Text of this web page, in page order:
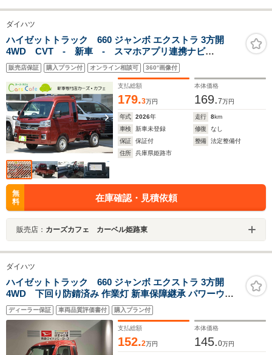
ダイハツ
ハイゼットトラック 660 ジャンボ エクストラ 3方開
4WD CVT - 新車 - スマホアプリ連携ナビ
&Apple CarPlay/Android Auto対応&フルセグTV&ド
ライブレコーダー&ETC車載器&フロアマット付
販売店保証 購入プラン付 オンライン相談可 360°画像付
支払総額
179.3万円
本体価格
169.7万円
年式 2026年 走行 8km
車検
新車未登録 修復
なし
保証
保証付 整備
法定整備付
住所
兵庫県姫路市
無
料
在庫確認・見積依頼
販売店： カーズカフェ カーベル姫路東
ダイハツ
ハイゼットトラック 660 ジャンボ エクストラ 3方開
4WD 下回り防錆済み 作業灯 新車保障継承 パワーウィ
ンドウ スマートキー 衝突被害軽減ブレーキ 障害物センサ
ー
ディーラー保証 車両品質評価書付 購入プラン付
支払総額
152.2万円
本体価格
145.0万円